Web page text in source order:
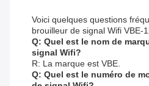
Voici quelques questions
brouilleur de signal Wifi VBE-
Q: Quel est le nom de
signal Wifi?
R: La marque est VBE.
Q: Quel est le numéro de